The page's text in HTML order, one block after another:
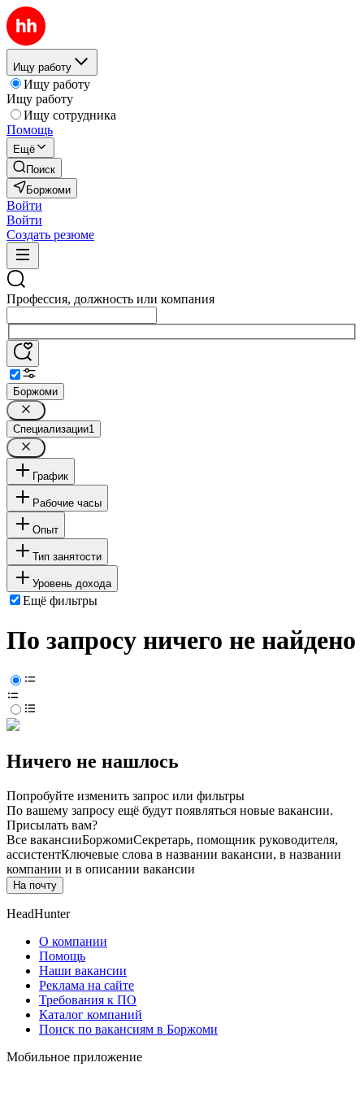
Ищу работу
Ищу работу
Ищу работу
Ищу сотрудника
Помощь
Ещё
Поиск
Боржоми
Войти
Войти
Создать резюме
Профессия, должность или компания
Боржоми
Специализации1
График
Рабочие часы
Опыт
Тип занятости
Уровень дохода
Ещё фильтры
По запросу ничего не найдено
Ничего не нашлось
Попробуйте изменить запрос или фильтры
По вашему запросу ещё будут появляться новые вакансии.
Присылать вам?
Все вакансииБоржомиСекретарь, помощник руководителя,
ассистентКлючевые слова в названии вакансии, в названии
компании и в описании вакансии
На почту
HeadHunter
О компании
Помощь
Наши вакансии
Реклама на сайте
Требования к ПО
Каталог компаний
Поиск по вакансиям в Боржоми
Мобильное приложение